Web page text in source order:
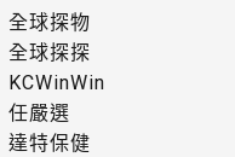
全球探物
全球探探
KCWinWin
任嚴選
達特保健